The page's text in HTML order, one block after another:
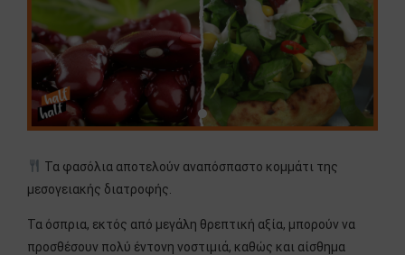
Τα φασόλια αποτελούν αναπόσπαστο κομμάτι της
μεσογειακής διατροφής.
Τα όσπρια, εκτός από μεγάλη θρεπτική αξία, μπορούν να
προσθέσουν πολύ έντονη νοστιμιά, καθώς και αίσθημα